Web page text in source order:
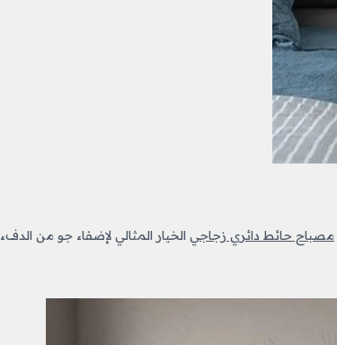
مصباح حائط دائري زجاجي الخيار المثالي لإضفاء جو من الدفء